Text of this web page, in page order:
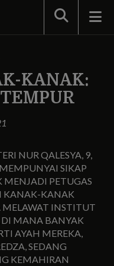
Search
KANAK:
NUR QALESYA, 9,
SIKAP
PETUGAS
KANAK-KANAK
MELAWAT INSTITUT
DI MANA BANYAK
AYAH MEREKA,
SEDANG
KEMAHIRAN